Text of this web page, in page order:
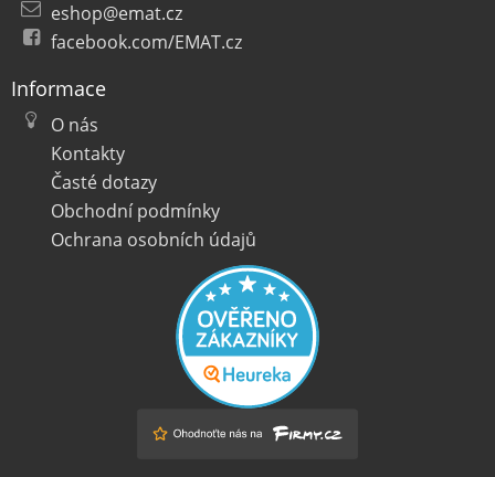
eshop@emat.cz
facebook.com/EMAT.cz
Informace
O nás
Kontakty
Časté dotazy
Obchodní podmínky
Ochrana osobních údajů